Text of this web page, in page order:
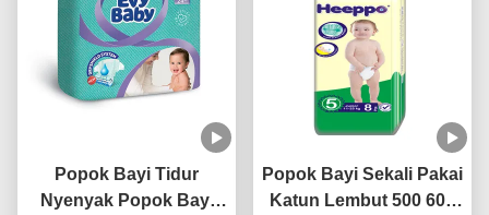
Popok Bayi Tidur
Nyenyak Popok Bayi
Popok Bayi Sekali Pakai
Katun Lembut 500 600